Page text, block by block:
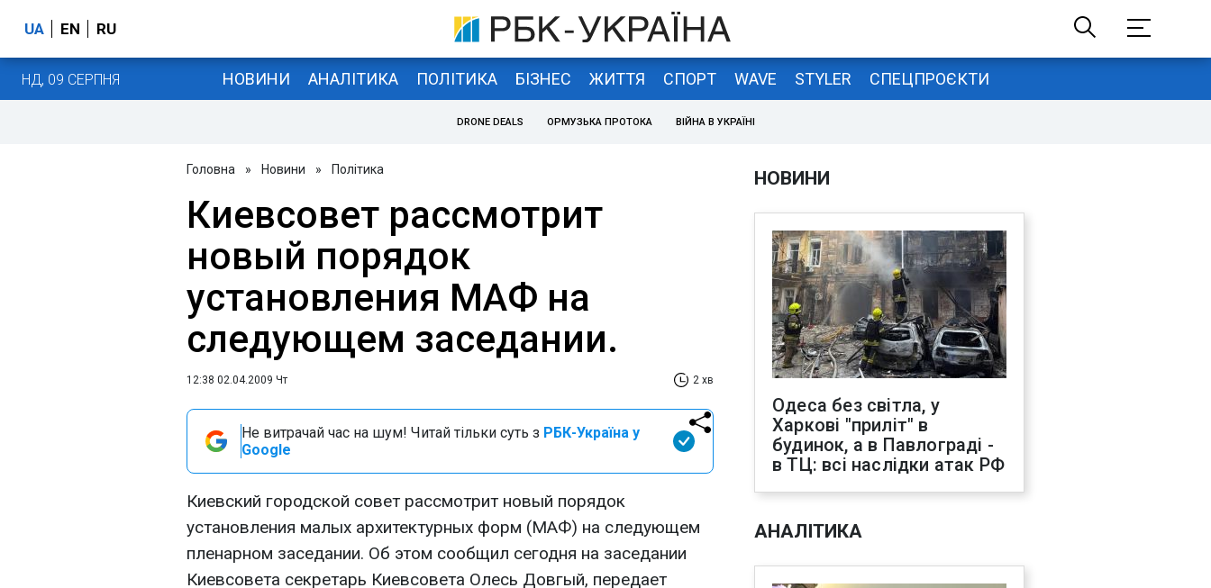
UA EN RU
НД, 09 СЕРПНЯ НОВИНИ АНАЛІТИКА ПОЛІТИКА БІЗНЕС ЖИТТЯ СПОРТ WAVE STYLER СПЕЦПРОЄКТИ
DRONE DEALS ОРМУЗЬКА ПРОТОКА ВІЙНА В УКРАЇНІ
Головна » Новини » Політика
Киевсовет рассмотрит
новый порядок
установления МАФ на
следующем заседании.
12:38 02.04.2009 Чт 2 хв
Не витрачай час на шум! Читай тільки суть з РБК-Україна у
Google
Киевский городской совет рассмотрит новый порядок
установления малых архитектурных форм (МАФ) на следующем
пленарном заседании. Об этом сообщил сегодня на заседании
Киевсовета секретарь Киевсовета Олесь Довгый, передает
НОВИНИ
Одеса без світла, у
Харкові "приліт" в
будинок, а в Павлограді -
в ТЦ: всі наслідки атак РФ
АНАЛІТИКА